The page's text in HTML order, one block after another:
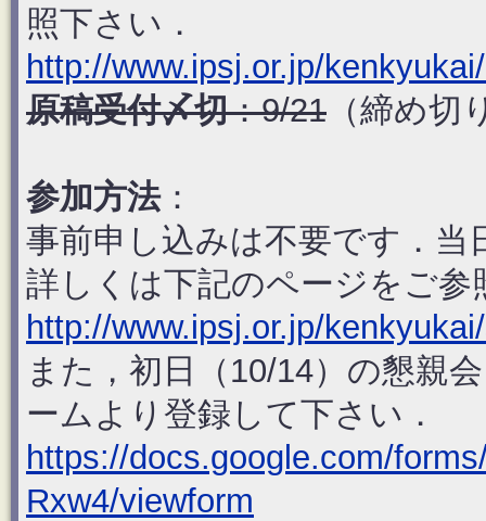
照下さい．
http://www.ipsj.or.jp/
原稿受付〆切：9/21 （締め切
参加方法：
事前申し込みは不要です．
詳しくは下記のページをご参
http://www.ipsj.or.jp/
また，初日（10/14）の懇親
ームより登録して下さい．
https://docs.google.com/
Rxw4/viewform